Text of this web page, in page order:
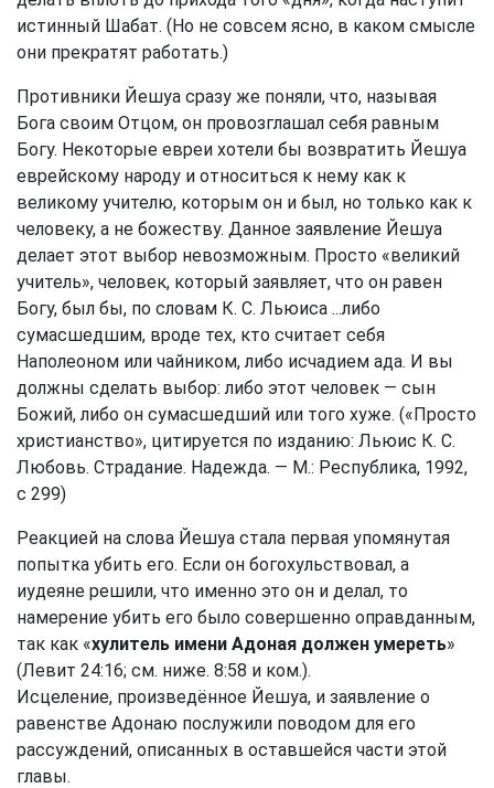
истинный Шабат. (Но не совсем ясно, в каком смысле
они прекратят работать.)
Противники Йешуа сразу же поняли, что, называя
Бога своим Отцом, он провозглашал себя равным
Богу. Некоторые евреи хотели бы возвратить Йешуа
еврейскому народу и относиться к нему как к
великому учителю, которым он и был, но только как к
человеку, а не божеству. Данное заявление Йешуа
делает этот выбор невозможным. Просто «великий
учитель», человек, который заявляет, что он равен
Богу, был бы, по словам К. С. Льюиса ...либо
сумасшедшим, вроде тех, кто считает себя
Наполеоном или чайником, либо исчадием ада. И вы
должны сделать выбор: либо этот человек — сын
Божий, либо он сумасшедший или того хуже. («Просто
христианство», цитируется по изданию: Льюис К. С.
Любовь. Страдание. Надежда. — М.: Республика, 1992,
с 299)
Реакцией на слова Йешуа стала первая упомянутая
попытка убить его. Если он богохульствовал, а
иудеяне решили, что именно это он и делал, то
намерение убить его было совершенно оправданным,
так как «хулитель имени Адоная должен умереть»
(Левит 24:16; см. ниже. 8:58 и ком.).
Исцеление, произведённое Йешуа, и заявление о
равенстве Адонаю послужили поводом для его
рассуждений, описанных в оставшейся части этой
главы.